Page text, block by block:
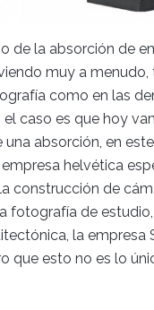
de la absorción de
muy a menudo,
como en las
el caso es que hoy
absorción, en
helvética
construcción de
fotografía de
la empresa
que esto no es lo